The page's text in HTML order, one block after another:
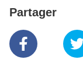
Partager